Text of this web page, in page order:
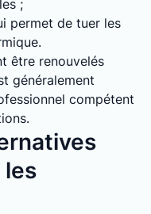
;
permet de tuer les
être renouvelés
généralement
compétent